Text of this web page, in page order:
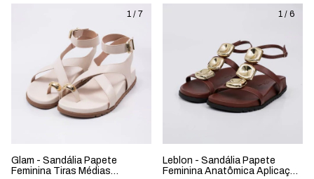
1 / 7
Glam - Sandália Papete
Feminina Tiras Médias
1 / 6
Leblon - Sandália Papete
Feminina Anatômica Aplicação